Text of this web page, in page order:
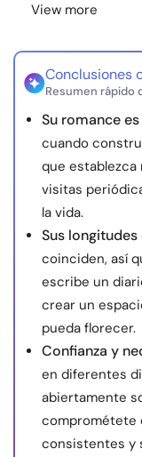
View more
Conclusiones
Resumen rápido
Su romance
cuando
que establezca
visitas
la vida.
Sus
coinciden, así
escribe un
crear un
pueda florecer.
Confianza y
en diferentes
abiertamente
comprométete
consistentes y